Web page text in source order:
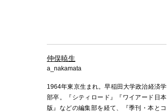
仲俣暁生
a_nakamata
1964年東京生まれ。早稲田大学政治経済学
部卒。『シティロード』『ワイアード日本
版』などの編集部を経て、『季刊・本とコ